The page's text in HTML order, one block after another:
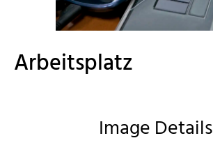
Arbeitsplatz
Image Details